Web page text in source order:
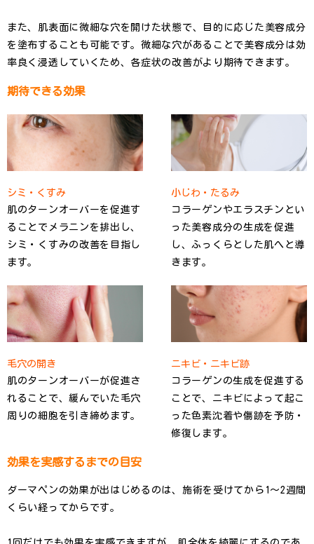
また、肌表面に微細な穴を開けた状態で、目的に応じた美容成分
を塗布することも可能です。微細な穴があることで美容成分は効
率良く浸透していくため、各症状の改善がより期待できます。
期待できる効果
シミ・くすみ
肌のターンオーバーを促進す
ることでメラニンを排出し、
シミ・くすみの改善を目指し
ます。
小じわ・たるみ
コラーゲンやエラスチンとい
った美容成分の生成を促進
し、ふっくらとした肌へと導
きます。
毛穴の開き
肌のターンオーバーが促進さ
れることで、緩んでいた毛穴
周りの細胞を引き締めます。
ニキビ・ニキビ跡
コラーゲンの生成を促進する
ことで、ニキビによって起こ
った色素沈着や傷跡を予防・
修復します。
効果を実感するまでの目安
ダーマペンの効果が出はじめるのは、施術を受けてから1〜2週間
くらい経ってからです。